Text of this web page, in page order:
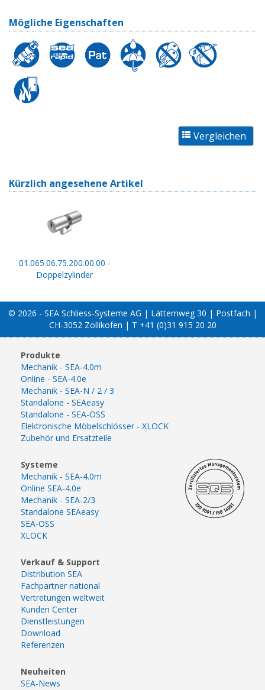
Mögliche Eigenschaften
Kürzlich angesehene Artikel
01.065.06.75.200.00.00 -
Doppelzylinder
© 2026 - SEA Schliess-Systeme AG | Lätternweg 30 | Postfach |
CH-3052 Zollikofen | T +41 (0)31 915 20 20
Produkte
Mechanik - SEA-4.0m
Online - SEA-4.0e
Mechanik - SEA-N / 2 / 3
Standalone - SEAeasy
Standalone - SEA-OSS
Elektronische Möbelschlösser - XLOCK
Zubehör und Ersatzteile
Systeme
Mechanik - SEA-4.0m
Online SEA-4.0e
Mechanik - SEA-2/3
Standalone SEAeasy
SEA-OSS
XLOCK
Verkauf & Support
Distribution SEA
Fachpartner national
Vertretungen weltweit
Kunden Center
Dienstleistungen
Download
Referenzen
Neuheiten
SEA-News